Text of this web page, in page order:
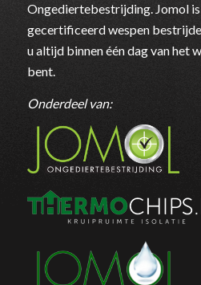
Ongediertebestrijding. Jomol is
gecertificeerd wespen
u altijd binnen één dag van het
bent.
Onderdeel van: